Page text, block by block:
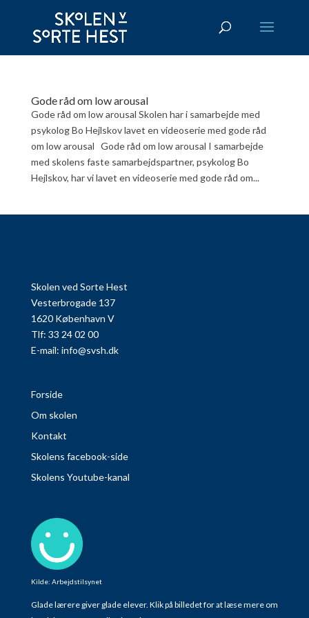
Gode råd om low arousal
Gode råd om low arousal Skolen har i samarbejde med
psykolog Bo Hejlskov lavet en videoserie med gode råd
om low arousal Gode råd om low arousal I samarbejde
med skolens faste samarbejdspartner, psykolog Bo
Hejlskov, har vi lavet en videoserie med gode råd om...
Skolen ved Sorte Hest
Vesterbrogade 137
1620 København V
Tlf: 33 24 02 00
E-mail: info@svsh.dk
Forside
Om skolen
Kontakt
Skolens facebook-side
Skolens Youtube-kanal
Kilde: Arbejdstilsynet
Glade lærere giver glade elever. Klik på billedet for at læse mere om